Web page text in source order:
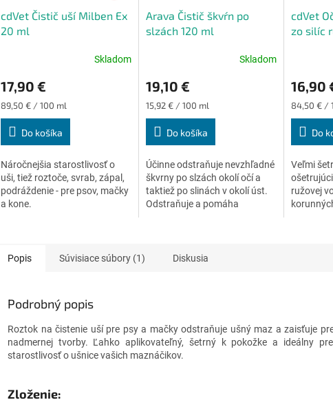
cdVet Čistič uší Milben Ex
20 ml
produktu
je
4,4
Skladom
17,90 €
Jednotková
cena:
89,50 € / 100 ml
Do košíka
Náročnejšia starostlivosť o
uši, tiež roztoče, svrab, zápal,
podráždenie - pre psov, mačky
a kone.
Arava Čistič škvŕn po
slzách 120 ml
produktu
je
4,7
Skladom
19,10 €
Jednotková
cena:
15,92 € / 100 ml
Do košíka
Účinne odstraňuje nevzhľadné
škvrny po slzách okolí očí a
taktiež po slinách v okolí úst.
Odstraňuje a pomáha
cdVet
zo silíc
produktu
je
5,0
16,90
cena:
84,50 € /
Do
Veľmi
ružovej
Popis Súvisiace súbory (1) Diskusia
Podrobný popis
Roztok na čistenie uší pre psy a mačky odstraňuje ušný maz a zaisťuje
nadmernej tvorby. Ľahko aplikovateľný, šetrný k pokožke a ideálny
starostlivosť o ušnice vašich maznáčikov.
Zloženie: